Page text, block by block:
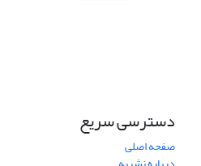
دسترسی سریع
صفحه اصلی